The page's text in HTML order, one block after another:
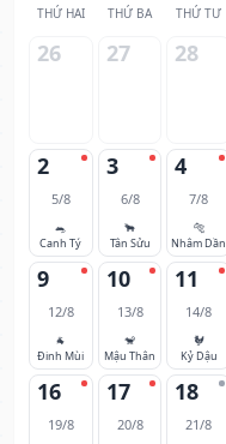
THỨ HAI THỨ BA THỨ TƯ
26 27 28
2
5/8
🐀
Canh Tý
3
6/8
🐂
Tân Sửu
4
7/8
🐅
Nhâm Dần
9
12/8
🐐
Đinh Mùi
10
13/8
🐒
Mậu Thân
11
14/8
🐓
Kỷ Dậu
16
19/8
17
20/8
18
21/8